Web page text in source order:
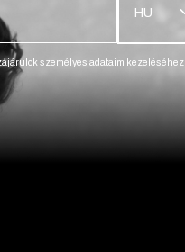
HU
személyes adataim kezeléséhez